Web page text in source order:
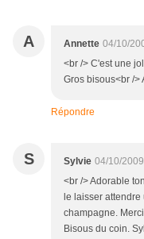
A Annette 04/10/
<br /> C'est une
Gros bisous<br />
Répondre
S Sylvie 04/10/
<br /> Adorable
le laisser
champagne.
Bisous du coin.